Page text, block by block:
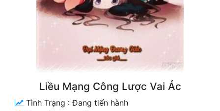
Truyện Dịch
Cung Đấu
Liều Mạng Công Lược Vai Ác
Tình Trạng :Đang tiến hành